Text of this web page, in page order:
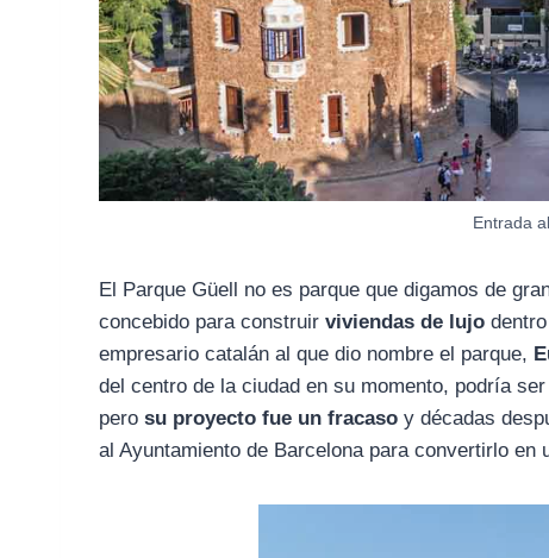
Entrada
El Parque Güell no es parque que digamos de
concebido para construir viviendas de lujo
empresario catalán al que dio nombre el parque,
del centro de la ciudad en su momento, podría
pero su proyecto fue un fracaso y décadas
al Ayuntamiento de Barcelona para convertirlo en